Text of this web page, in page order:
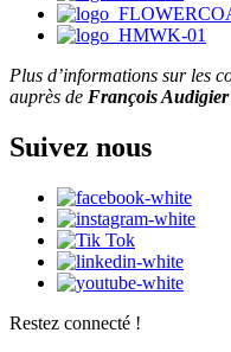
Plus d’informations sur les
auprès de François Audigier
Suivez nous
Restez connecté !